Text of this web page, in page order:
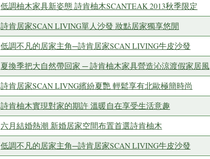
低調柚木家具新姿態 詩肯柚木SCANTEAK 2013秋季限定
詩肯居家SCAN LIVING單人沙發 妝點居家獨享悠閒
低調不凡的居家主角─詩肯居家SCAN LIVING牛皮沙發
夏換季把大自然帶回家 ─ 詩肯柚木家具營造沁涼渡假家居風
詩肯居家SCAN LIVNG繽紛夏艷 輕鬆享有北歐極簡時尚
詩肯柚木實現對家的期許 溫暖自在享受生活意趣
六月結婚熱潮 新婚居家空間布置首選詩肯柚木
低調不凡的居家主角─詩肯居家SCAN LIVING牛皮沙發